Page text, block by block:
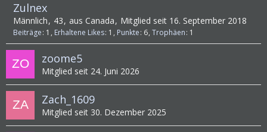
Zulnex
Männlich 43 aus Canada Mitglied seit 16. September 2018
Beiträge 1 Erhaltene Likes 1 Punkte 6 Trophäen 1
zoome5
Mitglied seit 24. Juni 2026
Zach_1609
Mitglied seit 30. Dezember 2025